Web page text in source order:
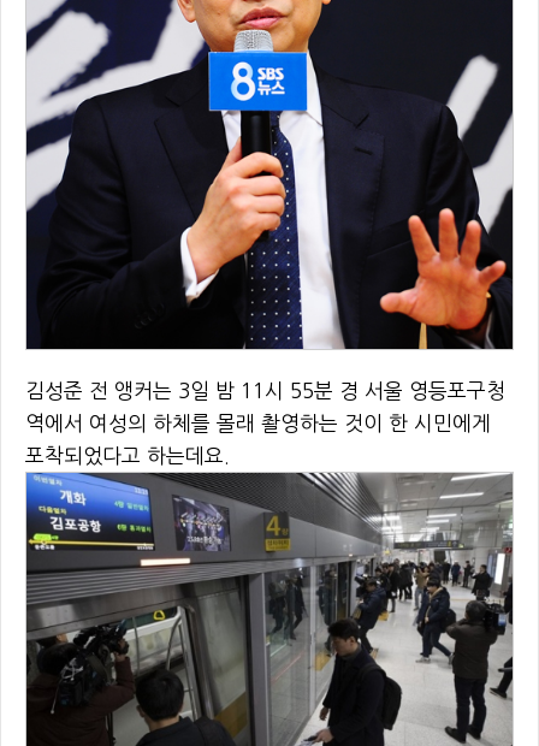
김성준 전 앵커는 3일 밤 11시 55분 경 서울 영등포구청
역에서 여성의 하체를 몰래 촬영하는 것이 한 시민에게
포착되었다고 하는데요.